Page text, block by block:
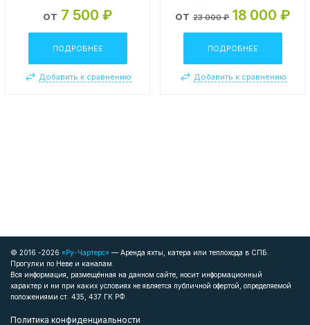
от 7 500 ₽
ПОДРОБНЕЕ
Добавить к сравнению
от 23 000 ₽ 18 000 ₽
ПОДРОБНЕЕ
Добавить к сравнению
© 2016 -2026 «Ру-Чартерс» — Аренда яхты, катера или теплохода в СПБ.
Прогулки по Неве и каналам.
Вся информация, размещённая на данном сайте, носит информационный
характер и ни при каких условиях не является публичной офертой, определяемой
положениями ст. 435, 437 ГК РФ.
Политика конфиденциальности